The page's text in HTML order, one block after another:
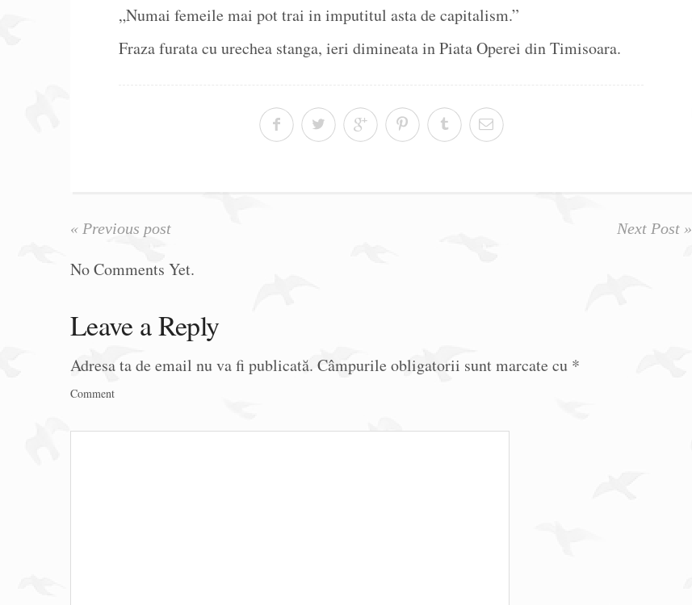
„Numai femeile mai pot trai in imputitul asta de capitalism.”
Fraza furata cu urechea stanga, ieri dimineata in Piata Operei din Timisoara.
« Previous post Next Post »
No Comments Yet.
Leave a Reply
Adresa ta de email nu va fi publicată. Câmpurile obligatorii sunt marcate cu *
Comment